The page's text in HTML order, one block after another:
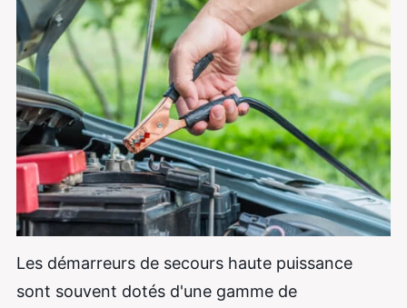
Les démarreurs de secours haute puissance
sont souvent dotés d'une gamme de